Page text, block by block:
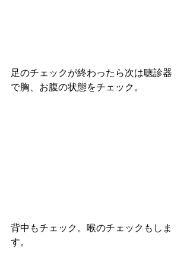
足のチェックが終わったら次は聴診器
で胸、お腹の状態をチェック。
背中もチェック。喉のチェックもしま
す。